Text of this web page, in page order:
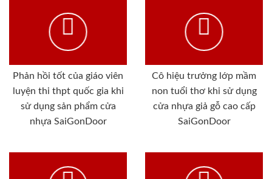
Phản hồi tốt của giáo viên
luyện thi thpt quốc gia khi
sử dụng sản phẩm cửa
nhựa SaiGonDoor
Cô hiệu trưởng lớp mầm
non tuổi thơ khi sử dụng
cửa nhựa giả gỗ cao cấp
SaiGonDoor